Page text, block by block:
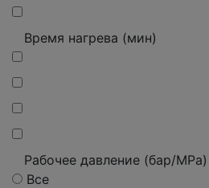
Время нагрева (мин)
Рабочее давление (бар/MPa)
Все